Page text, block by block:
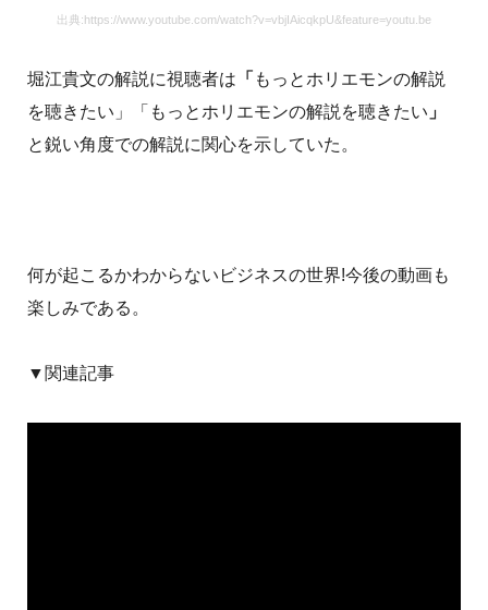
出典:https://www.youtube.com/watch?v=vbjIAicqkpU&feature=youtu.be
堀江貴文の解説に視聴者は 「 もっとホリエモンの解説
を聴きたい」「もっとホリエモンの解説を聴きたい 」
と鋭い角度での解説に関心を示していた。
何が起こるかわからないビジネスの世界!今後の動画も
楽しみである。
▼関連記事